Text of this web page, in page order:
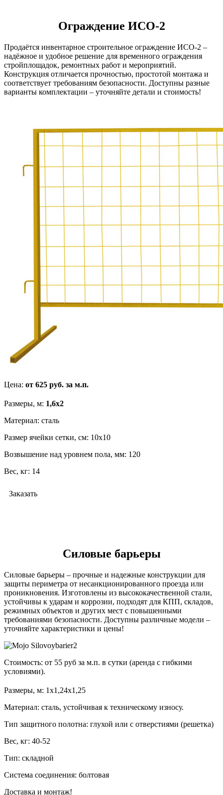
Ограждение ИСО-2
Продаётся инвентарное строительное ограждение ИСО-2 –
надёжное и удобное решение для временного ограждения
стройплощадок, ремонтных работ и мероприятий.
Конструкция отличается прочностью, простотой монтажа и
соответствует требованиям безопасности. Доступны разные
варианты комплектации – уточняйте детали и стоимость!
Цена: от 625 руб. за м.п.
Размеры, м: 1,6х2
Материал: сталь
Размер ячейки сетки, cм: 10х10
Возвышение над уровнем пола, мм: 120
Вес, кг: 14
Заказать
Силовые барьеры
Силовые барьеры – прочные и надежные конструкции для
защиты периметра от несанкционированного проезда или
проникновения. Изготовлены из высококачественной стали,
устойчивы к ударам и коррозии, подходят для КПП, складов,
режимных объектов и других мест с повышенными
требованиями безопасности. Доступны различные модели –
уточняйте характеристики и цены!
Стоимость: от 55 руб за м.п. в сутки (аренда с гибкими
условиями).
Размеры, м: 1х1,24х1,25
Материал: сталь, устойчивая к техническому износу.
Тип защитного полотна: глухой или с отверстиями (решетка)
Вес, кг: 40-52
Тип: складной
Система соединения: болтовая
Доставка и монтаж!